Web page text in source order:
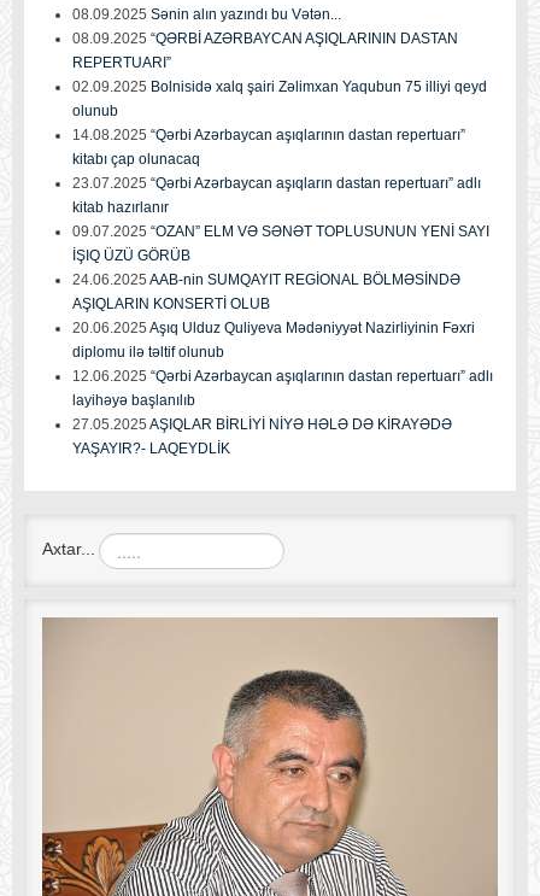
08.09.2025 Sənin alın yazındı bu Vətən...
08.09.2025 “QƏRBİ AZƏRBAYCAN AŞIQLARININ DASTAN
REPERTUARI”
02.09.2025 Bolnisidə xalq şairi Zəlimxan Yaqubun 75 illiyi qeyd
olunub
14.08.2025 “Qərbi Azərbaycan aşıqlarının dastan repertuarı”
kitabı çap olunacaq
23.07.2025 “Qərbi Azərbaycan aşıqların dastan repertuarı” adlı
kitab hazırlanır
09.07.2025 “OZAN” ELM VƏ SƏNƏT TOPLUSUNUN YENİ SAYI
İŞIQ ÜZÜ GÖRÜB
24.06.2025 AAB-nin SUMQAYIT REGİONAL BÖLMƏSİNDƏ
AŞIQLARIN KONSERTİ OLUB
20.06.2025 Aşıq Ulduz Quliyeva Mədəniyyət Nazirliyinin Fəxri
diplomu ilə təltif olunub
12.06.2025 “Qərbi Azərbaycan aşıqlarının dastan repertuarı” adlı
layihəyə başlanılıb
27.05.2025 AŞIQLAR BİRLİYİ NİYƏ HƏLƏ DƏ KİRAYƏDƏ
YAŞAYIR?- LAQEYDLİK
Axtar...